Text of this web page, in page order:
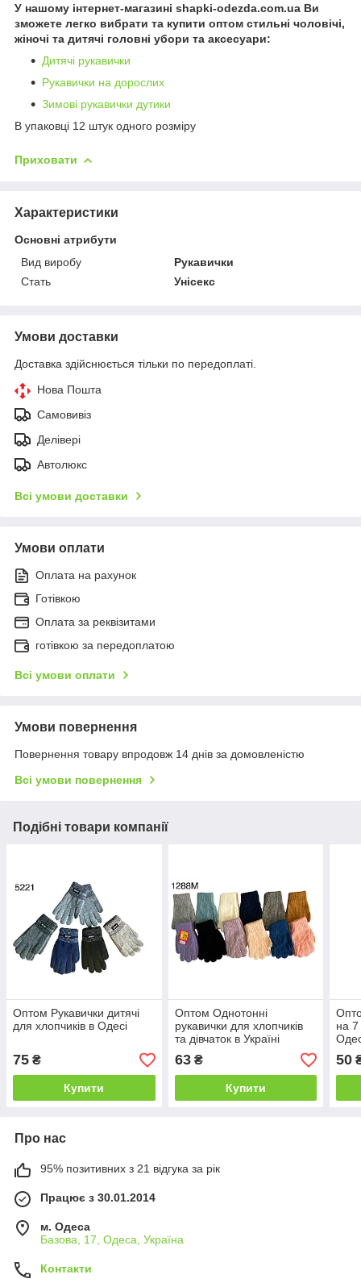
У нашому інтернет-магазині shapki-odezda.com.ua Ви
зможете легко вибрати та купити оптом стильні чоловічі,
жіночі та дитячі головні убори та аксесуари:
Дитячі рукавички
Рукавички на дорослих
Зимові рукавички дутики
В упаковці 12 штук одного розміру
Приховати
Характеристики
Основні атрибути
Вид виробу
Рукавички
Стать
Унісекс
Умови доставки
Доставка здійснюється тільки по передоплаті.
Нова Пошта
Самовивіз
Делівері
Автолюкс
Всі умови доставки
Умови оплати
Оплата на рахунок
Готівкою
Оплата за реквізитами
готівкою за передоплатою
Всі умови оплати
Умови повернення
Повернення товару впродовж 14 днів за домовленістю
Всі умови повернення
Подібні товари компанії
Оптом Рукавички дитячі
для хлопчиків в Одесі
75 ₴
Купити
Оптом Однотонні
рукавички для хлопчиків
та дівчаток в Україні
63₴
Купити
на
50
Про нас
95% позитивних з 21 відгука за рік
Працює з 30.01.2014
м. Одеса
Базова, 17, Одеса, Україна
Контакти